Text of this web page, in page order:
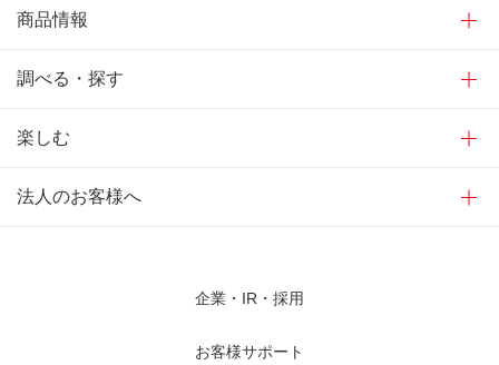
商品情報
調べる・探す
楽しむ
法人のお客様へ
企業・IR・採用
お客様サポート